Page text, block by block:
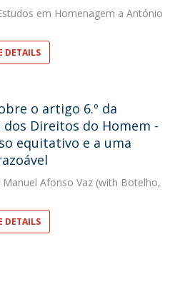
em Homenagem a António
DETAILS
o artigo 6.º da
dos Direitos do Homem -
equitativo e a uma
Manuel Afonso Vaz (with Botelho,
DETAILS